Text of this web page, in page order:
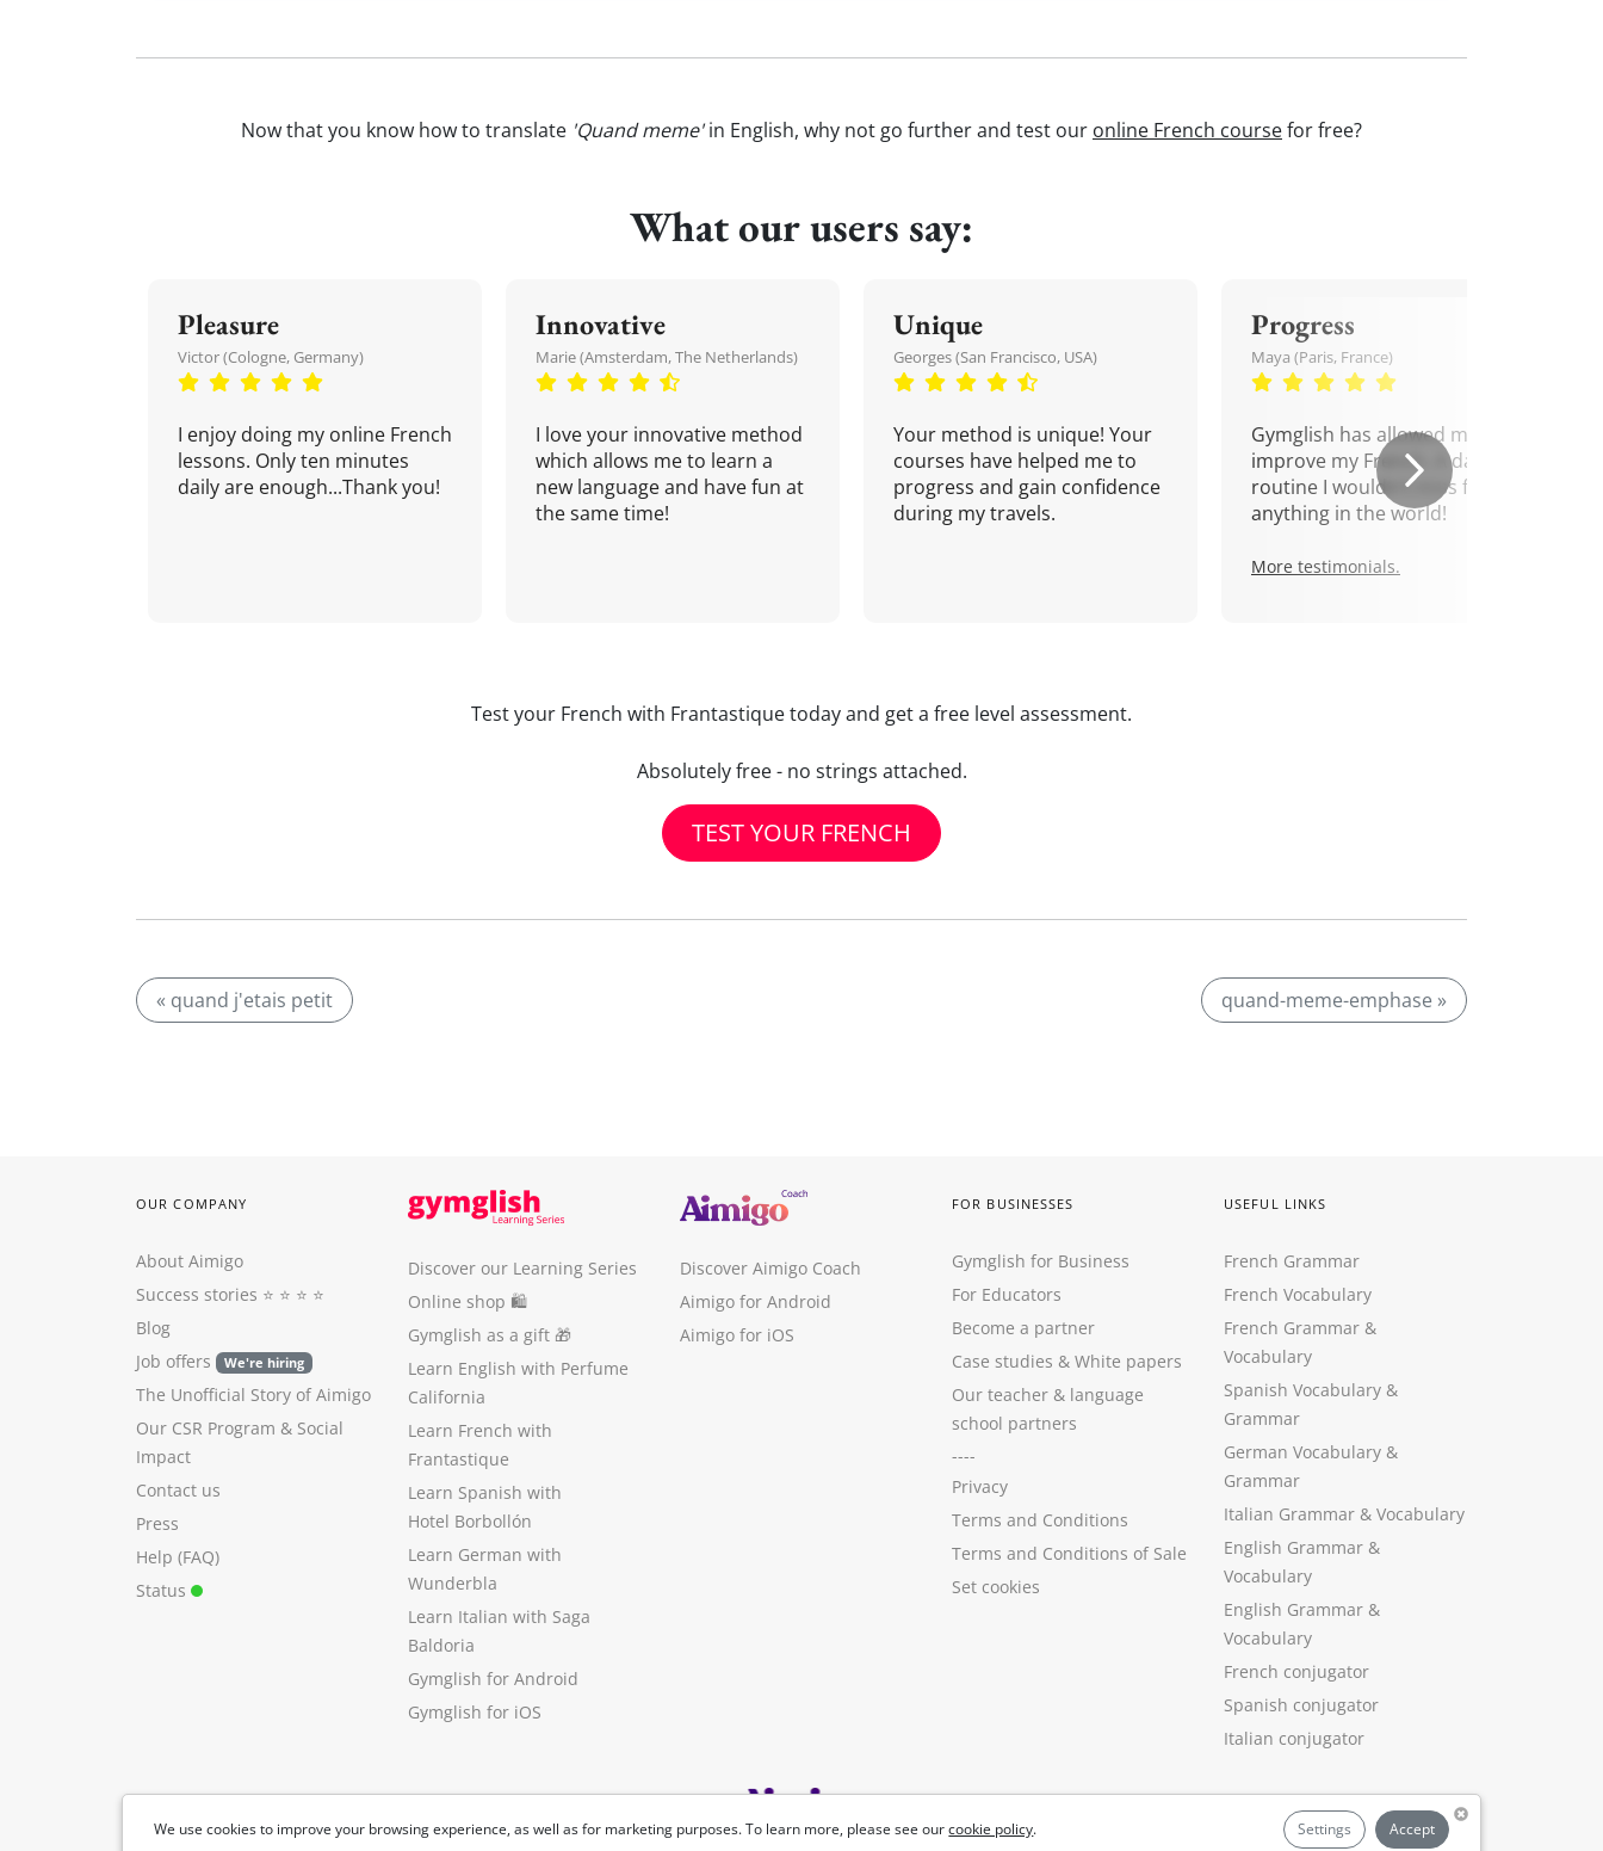
Now that you know how to translate 'Quand meme'in English, why not go further and test our online French coursefor free?
What our users say:
Pleasure
Victor (Cologne, Germany)
I enjoy doing my online French
lessons. Only ten minutes
daily are enough...Thank you!
Innovative
Marie (Amsterdam, The Netherlands)
I love your innovative method
which allows me to learn a
new language and have fun at
the same time!
Unique
Georges (San Francisco, USA)
Your method is unique! Your
courses have helped me to
progress and gain confidence
during my travels.
Progress
Maya (Paris, France)
Gymglish has allowed me to
improve my French. A daily
routine I wouldn't miss for
anything in the world!
More testimonials.
Test your French with Frantastique today and get a free level assessment.
Absolutely free - no strings attached.
TEST YOUR FRENCH
« quand j'etais petit quand-meme-emphase »
We use cookies to improve your browsing experience, as well as for marketing purposes. To learn more, please see ourcookie policy. Settings Accept
OUR COMPANY
About Aimigo
Success stories ⭐️ ⭐️ ⭐️ ⭐️
Blog
Job offers
We're hiring
The Unofficial Story of Aimigo
Our CSR Program & Social
Impact
Contact us
Press
Help (FAQ)
Status
Discover our Learning Series
Online shop 🛍
Gymglish as a gift 🎁
Learn English with Perfume
California
Learn French with
Frantastique
Learn Spanish with
Hotel Borbollón
Learn German with
Wunderbla
Learn Italian with Saga
Baldoria
Gymglish for Android
Gymglish for iOS
Discover Aimigo Coach
Aimigo for Android
Aimigo for iOS
FOR BUSINESSES
Gymglish for Business
For Educators
Become a partner
Case studies & White papers
Our teacher & language
school partners
----
Privacy
Terms and Conditions
Terms and Conditions of Sale
Set cookies
USEFUL LINKS
French Grammar
French Vocabulary
French Grammar &
Vocabulary
Spanish Vocabulary &
Grammar
German Vocabulary &
Grammar
Italian Grammar & Vocabulary
English Grammar &
Vocabulary
English Grammar &
Vocabulary
French conjugator
Spanish conjugator
Italian conjugator